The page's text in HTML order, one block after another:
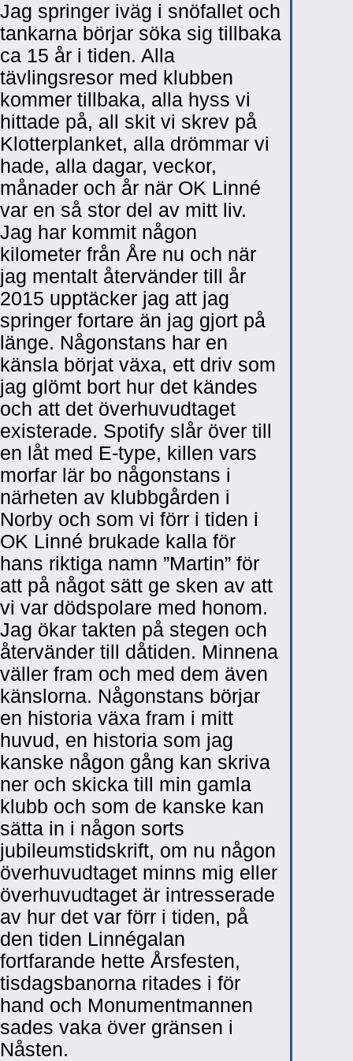
Jag springer iväg i snöfallet och
tankarna börjar söka sig tillbaka
ca 15 år i tiden. Alla
tävlingsresor med klubben
kommer tillbaka, alla hyss vi
hittade på, all skit vi skrev på
Klotterplanket, alla drömmar vi
hade, alla dagar, veckor,
månader och år när OK Linné
var en så stor del av mitt liv.
Jag har kommit någon
kilometer från Åre nu och när
jag mentalt återvänder till år
2015 upptäcker jag att jag
springer fortare än jag gjort på
länge. Någonstans har en
känsla börjat växa, ett driv som
jag glömt bort hur det kändes
och att det överhuvudtaget
existerade. Spotify slår över till
en låt med E-type, killen vars
morfar lär bo någonstans i
närheten av klubbgården i
Norby och som vi förr i tiden i
OK Linné brukade kalla för
hans riktiga namn ”Martin” för
att på något sätt ge sken av att
vi var dödspolare med honom.
Jag ökar takten på stegen och
återvänder till dåtiden. Minnena
väller fram och med dem även
känslorna. Någonstans börjar
en historia växa fram i mitt
huvud, en historia som jag
kanske någon gång kan skriva
ner och skicka till min gamla
klubb och som de kanske kan
sätta in i någon sorts
jubileumstidskrift, om nu någon
överhuvudtaget minns mig eller
överhuvudtaget är intresserade
av hur det var förr i tiden, på
den tiden Linnégalan
fortfarande hette Årsfesten,
tisdagsbanorna ritades i för
hand och Monumentmannen
sades vaka över gränsen i
Nåsten.